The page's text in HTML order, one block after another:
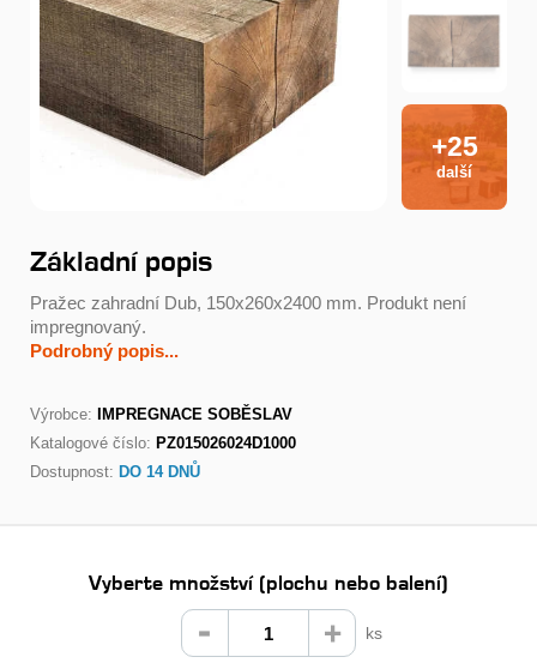
+25
další
Základní popis
Pražec zahradní Dub, 150x260x2400 mm. Produkt není
impregnovaný.
Podrobný popis...
Výrobce:
IMPREGNACE SOBĚSLAV
Katalogové číslo: PZ015026024D1000
Dostupnost: DO 14 DNŮ
Vyberte množství (plochu nebo balení)
ks